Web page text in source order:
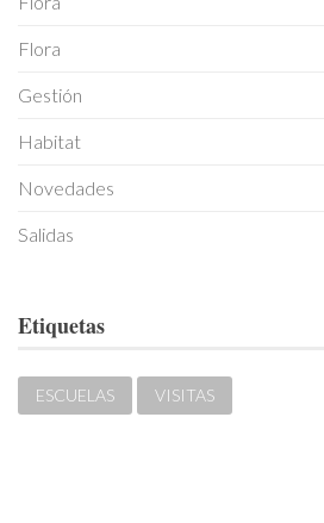
Flora
Gestión
Habitat
Novedades
Salidas
Etiquetas
ESCUELAS VISITAS